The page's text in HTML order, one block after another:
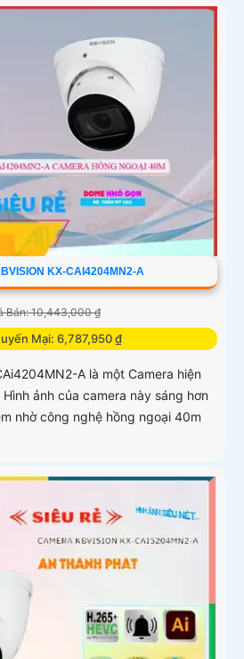
KX-CAI4204MN2-A
Bán: 10,443,000 ₫
Mại: 6,787,950 ₫
A là một Camera hiện
ảnh của camera này sáng hơn
nhờ công nghệ hồng ngoại 40m